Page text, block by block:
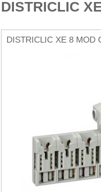
DISTRICLIC
DISTRICLIC XE 8 MOD